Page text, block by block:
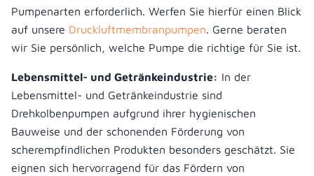
Pumpenarten erforderlich. Werfen Sie hierfür einen Blick
auf unsere Druckluftmembranpumpen . Gerne beraten
wir Sie persönlich, welche Pumpe die richtige für Sie ist.
Lebensmittel- und Getränkeindustrie: In der
Lebensmittel- und Getränkeindustrie sind
Drehkolbenpumpen aufgrund ihrer hygienischen
Bauweise und der schonenden Förderung von
scherempfindlichen Produkten besonders geschätzt. Sie
eignen sich hervorragend für das Fördern von